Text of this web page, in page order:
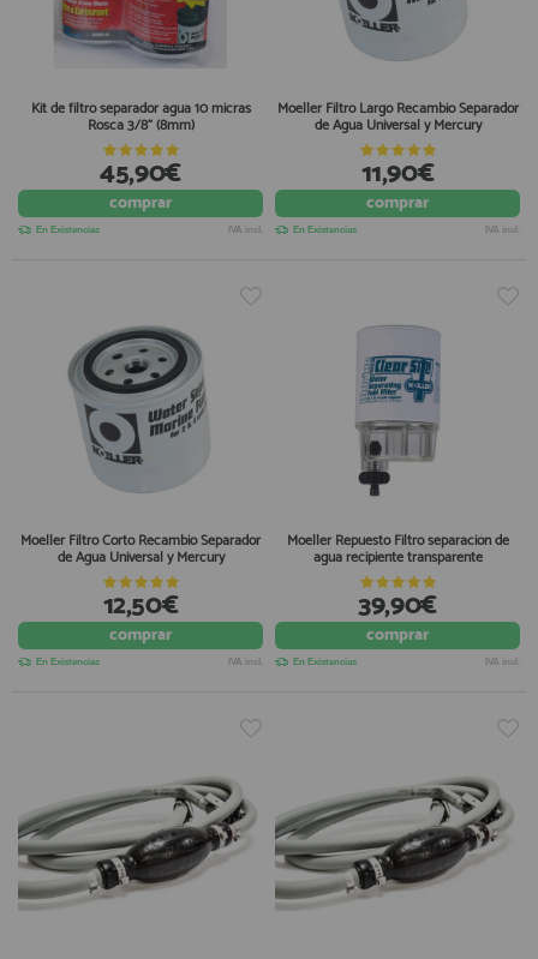
Kit de filtro separador agua 10 micras
Rosca 3/8" (8mm)
45,90€
comprar
En Existencias IVA incl.
Moeller Filtro Largo Recambio Separador
de Agua Universal y Mercury
11,90€
comprar
En Existencias IVA incl.
Moeller Filtro Corto Recambio Separador
de Agua Universal y Mercury
12,50€
comprar
En Existencias IVA incl.
Moeller Repuesto Filtro separación de
agua recipiente transparente
39,90€
comprar
En Existencias IVA incl.